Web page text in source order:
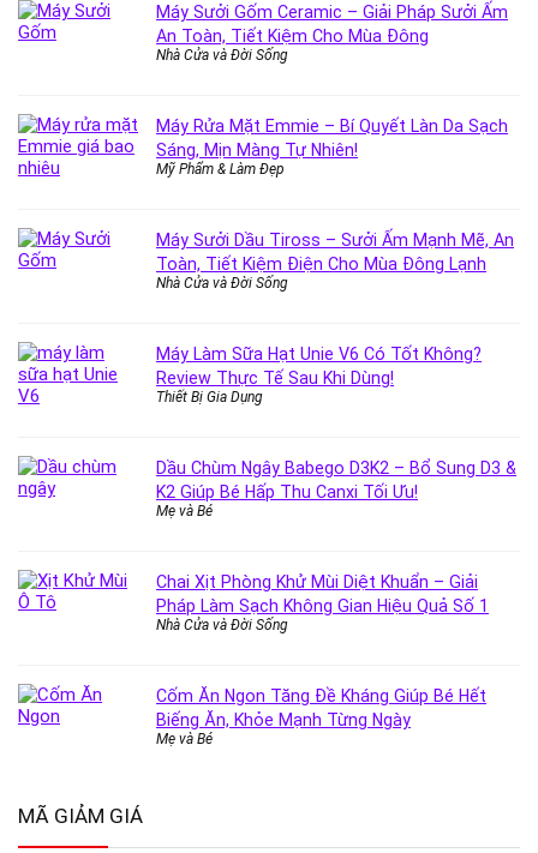
Máy Sưởi Gốm Ceramic – Giải Pháp Sưởi Ấm
An Toàn, Tiết Kiệm Cho Mùa Đông
Nhà Cửa và Đời Sống
Máy Rửa Mặt Emmie – Bí Quyết Làn Da Sạch
Sáng, Mịn Màng Tự Nhiên!
Mỹ Phẩm & Làm Đẹp
Máy Sưởi Dầu Tiross – Sưởi Ấm Mạnh Mẽ, An
Toàn, Tiết Kiệm Điện Cho Mùa Đông Lạnh
Nhà Cửa và Đời Sống
Máy Làm Sữa Hạt Unie V6 Có Tốt Không?
Review Thực Tế Sau Khi Dùng!
Thiết Bị Gia Dụng
Dầu Chùm Ngây Babego D3K2 – Bổ Sung D3 &
K2 Giúp Bé Hấp Thu Canxi Tối Ưu!
Mẹ và Bé
Chai Xịt Phòng Khử Mùi Diệt Khuẩn – Giải
Pháp Làm Sạch Không Gian Hiệu Quả Số 1
Nhà Cửa và Đời Sống
Cốm Ăn Ngon Tăng Đề Kháng Giúp Bé Hết
Biếng Ăn, Khỏe Mạnh Từng Ngày
Mẹ và Bé
MÃ GIẢM GIÁ